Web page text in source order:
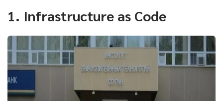
1. Infrastructure as Code